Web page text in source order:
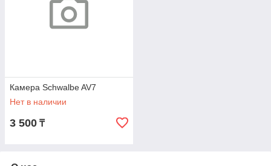
Камера Schwalbe AV7
Нет в наличии
3 500 ₸